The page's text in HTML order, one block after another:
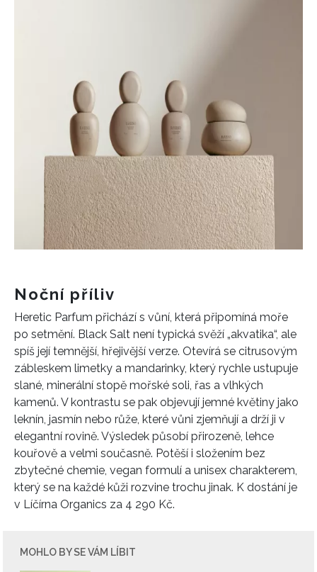
Noční příliv
Heretic Parfum přichází s vůní, která připomíná moře
po setmění. Black Salt není typická svěží „akvatika“, ale
spíš její temnější, hřejivější verze. Otevírá se citrusovým
zábleskem limetky a mandarinky, který rychle ustupuje
slané, minerální stopě mořské soli, řas a vlhkých
kamenů. V kontrastu se pak objevují jemné květiny jako
leknín, jasmín nebo růže, které vůni zjemňují a drží ji v
elegantní rovině. Výsledek působí přirozeně, lehce
kouřově a velmi současně. Potěší i složením bez
zbytečné chemie, vegan formulí a unisex charakterem,
který se na každé kůži rozvine trochu jinak. K dostání je
v Líčírna Organics za 4 290 Kč.
MOHLO BY SE VÁM LÍBIT